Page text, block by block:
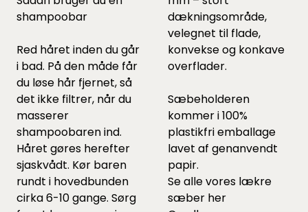
shampoobar
Red håret inden du går
i bad. På den måde får
du løse hår fjernet, så
det ikke filtrer, når du
masserer
shampoobaren ind.
Håret gøres herefter
sjaskvådt. Kør baren
rundt i hovedbunden
cirka 6-10 gange. Sørg
dækningsområde,
velegnet til flade,
konvekse og konkave
overflader.
Sæbeholderen
kommer i 100%
plastikfri emballage
lavet af genanvendt
papir.
Se alle vores lækre
sæber her